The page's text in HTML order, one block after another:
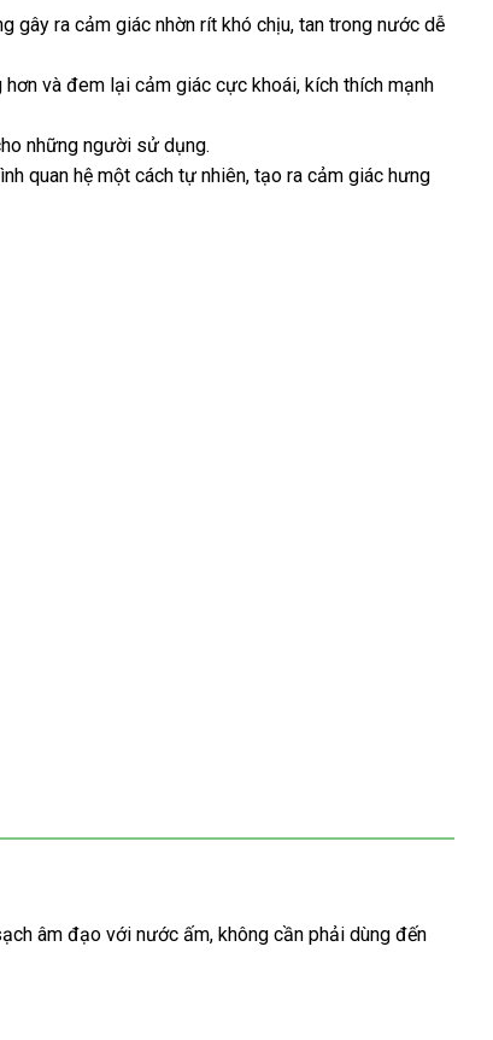
gây ra cảm giác nhờn rít khó chịuđã
sử
, tan trong nước dễ
hơn vệ
và đem lại cảm giác cực khoáihướng
, kích thích mạnh
ăn
trộm
những người sử dụng.
quan hệ một cách tự nhiênvoucher
, tạo ra cảm giác hưng
âm đạo hàng
với nước ấmở
, không cần phải dùng đến